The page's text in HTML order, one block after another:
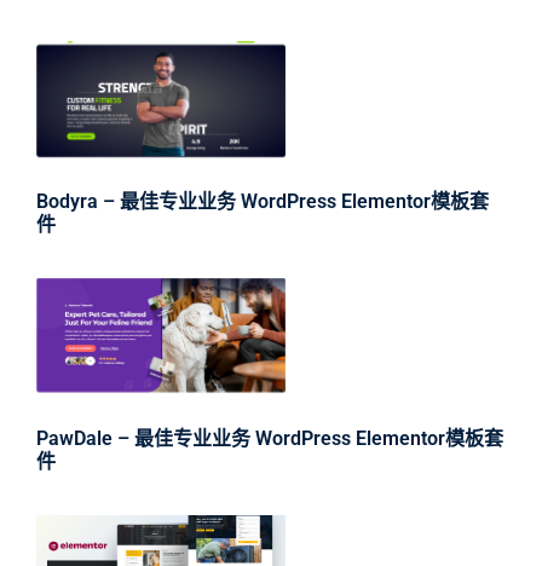
Bodyra – 最佳专业业务 WordPress Elementor模板套
件
PawDale – 最佳专业业务 WordPress Elementor模板套
件